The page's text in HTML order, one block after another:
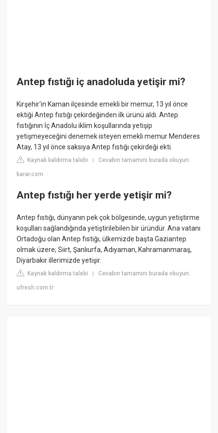
Antep fıstığı iç anadoluda yetişir mi?
Kırşehir'in Kaman ilçesinde emekli bir memur, 13 yıl önce
ektiği Antep fıstığı çekirdeğinden ilk ürünü aldı. Antep
fıstığının İç Anadolu iklim koşullarında yetişip
yetişmeyeceğini denemek isteyen emekli memur Menderes
Atay, 13 yıl önce saksıya Antep fıstığı çekirdeği ekti.
Kaynak kaldırma talebi |Cevabın tamamını burada okuyun:
karar.com
Antep fıstığı her yerde yetişir mi?
Antep fıstığı, dünyanın pek çok bölgesinde, uygun yetiştirme
koşulları sağlandığında yetiştirilebilen bir üründür. Ana vatanı
Ortadoğu olan Antep fıstığı, ülkemizde başta Gaziantep
olmak üzere; Siirt, Şanlıurfa, Adıyaman, Kahramanmaraş,
Diyarbakır illerimizde yetişir.
Kaynak kaldırma talebi |Cevabın tamamını burada okuyun:
ufresh.com.tr